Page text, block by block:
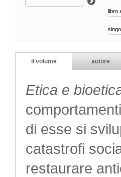
libro
il volume autore
Etica e
di esse si
catastrofi
restaurare